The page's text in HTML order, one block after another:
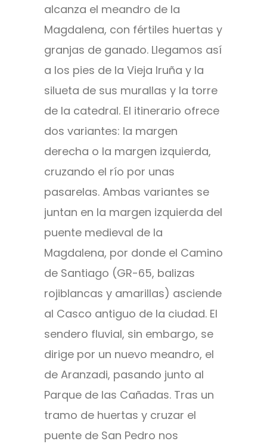
alcanza el meandro de la
Magdalena, con fértiles huertas y
granjas de ganado. Llegamos así
a los pies de la Vieja Iruña y la
silueta de sus murallas y la torre
de la catedral. El itinerario ofrece
dos variantes: la margen
derecha o la margen izquierda,
cruzando el río por unas
pasarelas. Ambas variantes se
juntan en la margen izquierda del
puente medieval de la
Magdalena, por donde el Camino
de Santiago (GR-65, balizas
rojiblancas y amarillas) asciende
al Casco antiguo de la ciudad. El
sendero fluvial, sin embargo, se
dirige por un nuevo meandro, el
de Aranzadi, pasando junto al
Parque de las Cañadas. Tras un
tramo de huertas y cruzar el
puente de San Pedro nos